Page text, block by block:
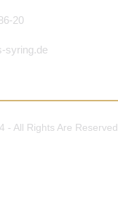
20
syring.de
- All Rights Are Reserved